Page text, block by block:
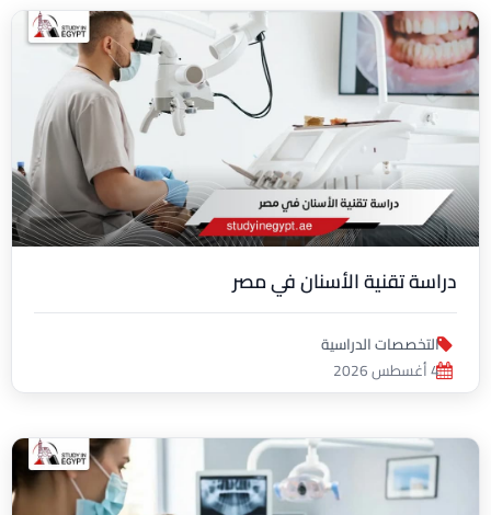
دراسة تقنية الأسنان في مصر
التخصصات الدراسية
4 أغسطس 2026